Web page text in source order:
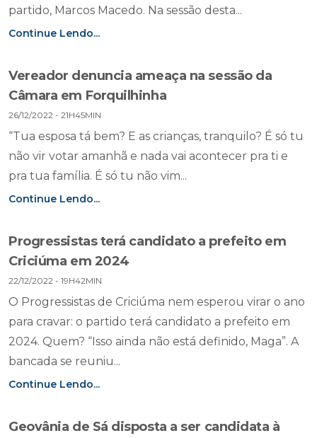
partido, Marcos Macedo. Na sessão desta...
Continue Lendo...
Vereador denuncia ameaça na sessão da
Câmara em Forquilhinha
26/12/2022 - 21H45MIN
“Tua esposa tá bem? E as crianças, tranquilo? É só tu
não vir votar amanhã e nada vai acontecer pra ti e
pra tua família. É só tu não vim...
Continue Lendo...
Progressistas terá candidato a prefeito em
Criciúma em 2024
22/12/2022 - 19H42MIN
O Progressistas de Criciúma nem esperou virar o ano
para cravar: o partido terá candidato a prefeito em
2024. Quem? “Isso ainda não está definido, Maga”. A
bancada se reuniu...
Continue Lendo...
Geovânia de Sá disposta a ser candidata à